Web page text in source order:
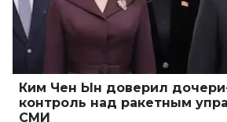
Ким Чен Ын доверил
контроль над ракетным
СМИ